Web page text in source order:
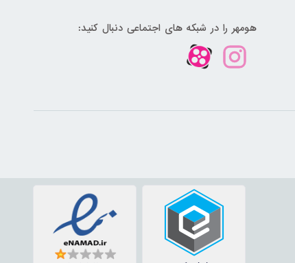
هومهر را در شبکه های اجتماعی دنبال کنید: